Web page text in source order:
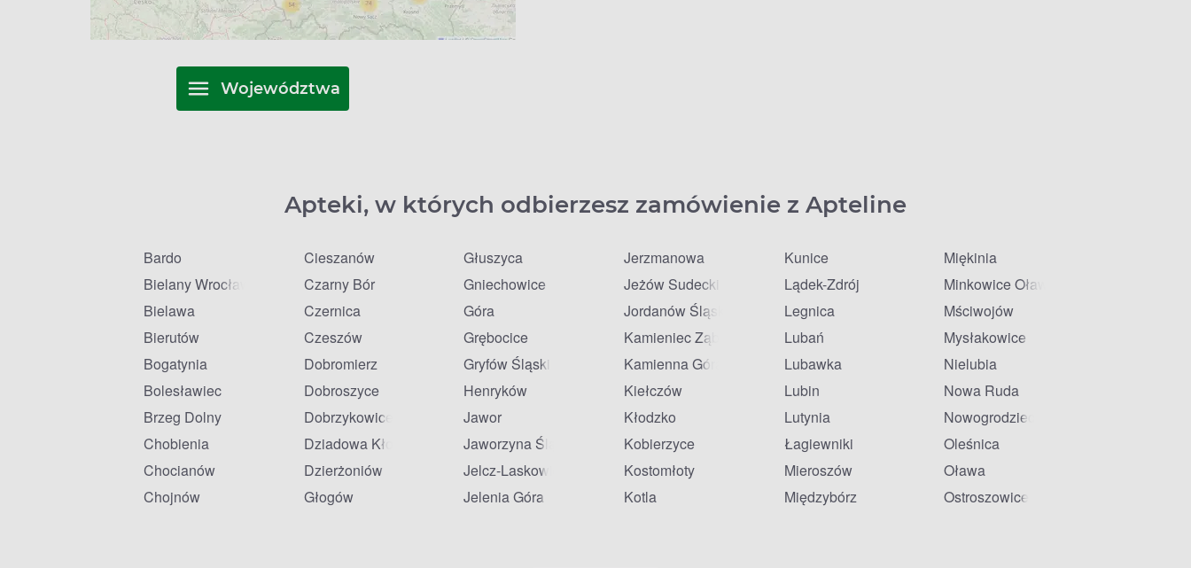
Województwa
Apteki, w których odbierzesz zamówienie z Apteline
Bardo
Bielany Wrocławskie
Bielawa
Bierutów
Bogatynia
Bolesławiec
Brzeg Dolny
Chobienia
Chocianów
Chojnów
Cieszanów
Czarny Bór
Czernica
Czeszów
Dobromierz
Dobroszyce
Dobrzykowice
Dziadowa Kłoda
Dzierżoniów
Głogów
Głuszyca
Gniechowice
Góra
Grębocice
Gryfów Śląski
Henryków
Jawor
Jaworzyna Śląska
Jelcz-Laskowice
Jelenia Góra
Jerzmanowa
Jeżów Sudecki
Jordanów Śląski
Kamieniec Ząbkowicki
Kamienna Góra
Kiełczów
Kłodzko
Kobierzyce
Kostomłoty
Kotla
Kunice
Lądek-Zdrój
Legnica
Lubań
Lubawka
Lubin
Lutynia
Łagiewniki
Mieroszów
Międzybórz
Miękinia
Minkowice Oławskie
Mściwojów
Mysłakowice
Nielubia
Nowa Ruda
Nowogrodziec
Oleśnica
Oława
Ostroszowice